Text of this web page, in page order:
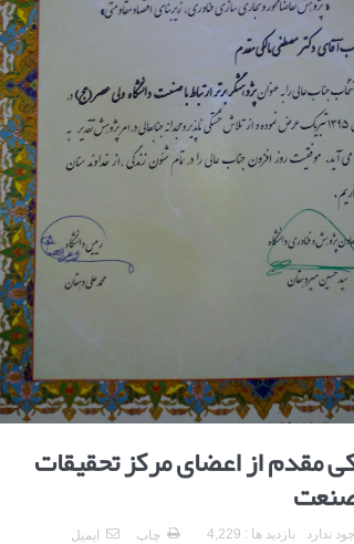
مقدم از اعضای مرکز تحقیقات
صنعت
ندارد بازدید ها : 4,229 چاپ ایمیل